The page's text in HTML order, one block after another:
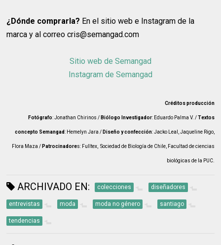
¿Dónde comprarla? En el sitio web e Instagram de la
marca y al correo cris@semangad.com
Sitio web de Semangad
Instagram de Semangad
Créditos producción
Fotógrafo: Jonathan Chirinos / Biólogo Investigador: Eduardo Palma V. /Textos
concepto Semangad: Hemelyn Jara / Diseño y confección: Jacko Leal, Jaqueline Rigo,
Flora Maza / Patrocinadores: Fulltex, Sociedad de Biología de Chile, Facultad de ciencias
biológicas de la PUC.
ARCHIVADO EN: colecciones diseñadores
entrevistas moda moda no género santiago
tendencias